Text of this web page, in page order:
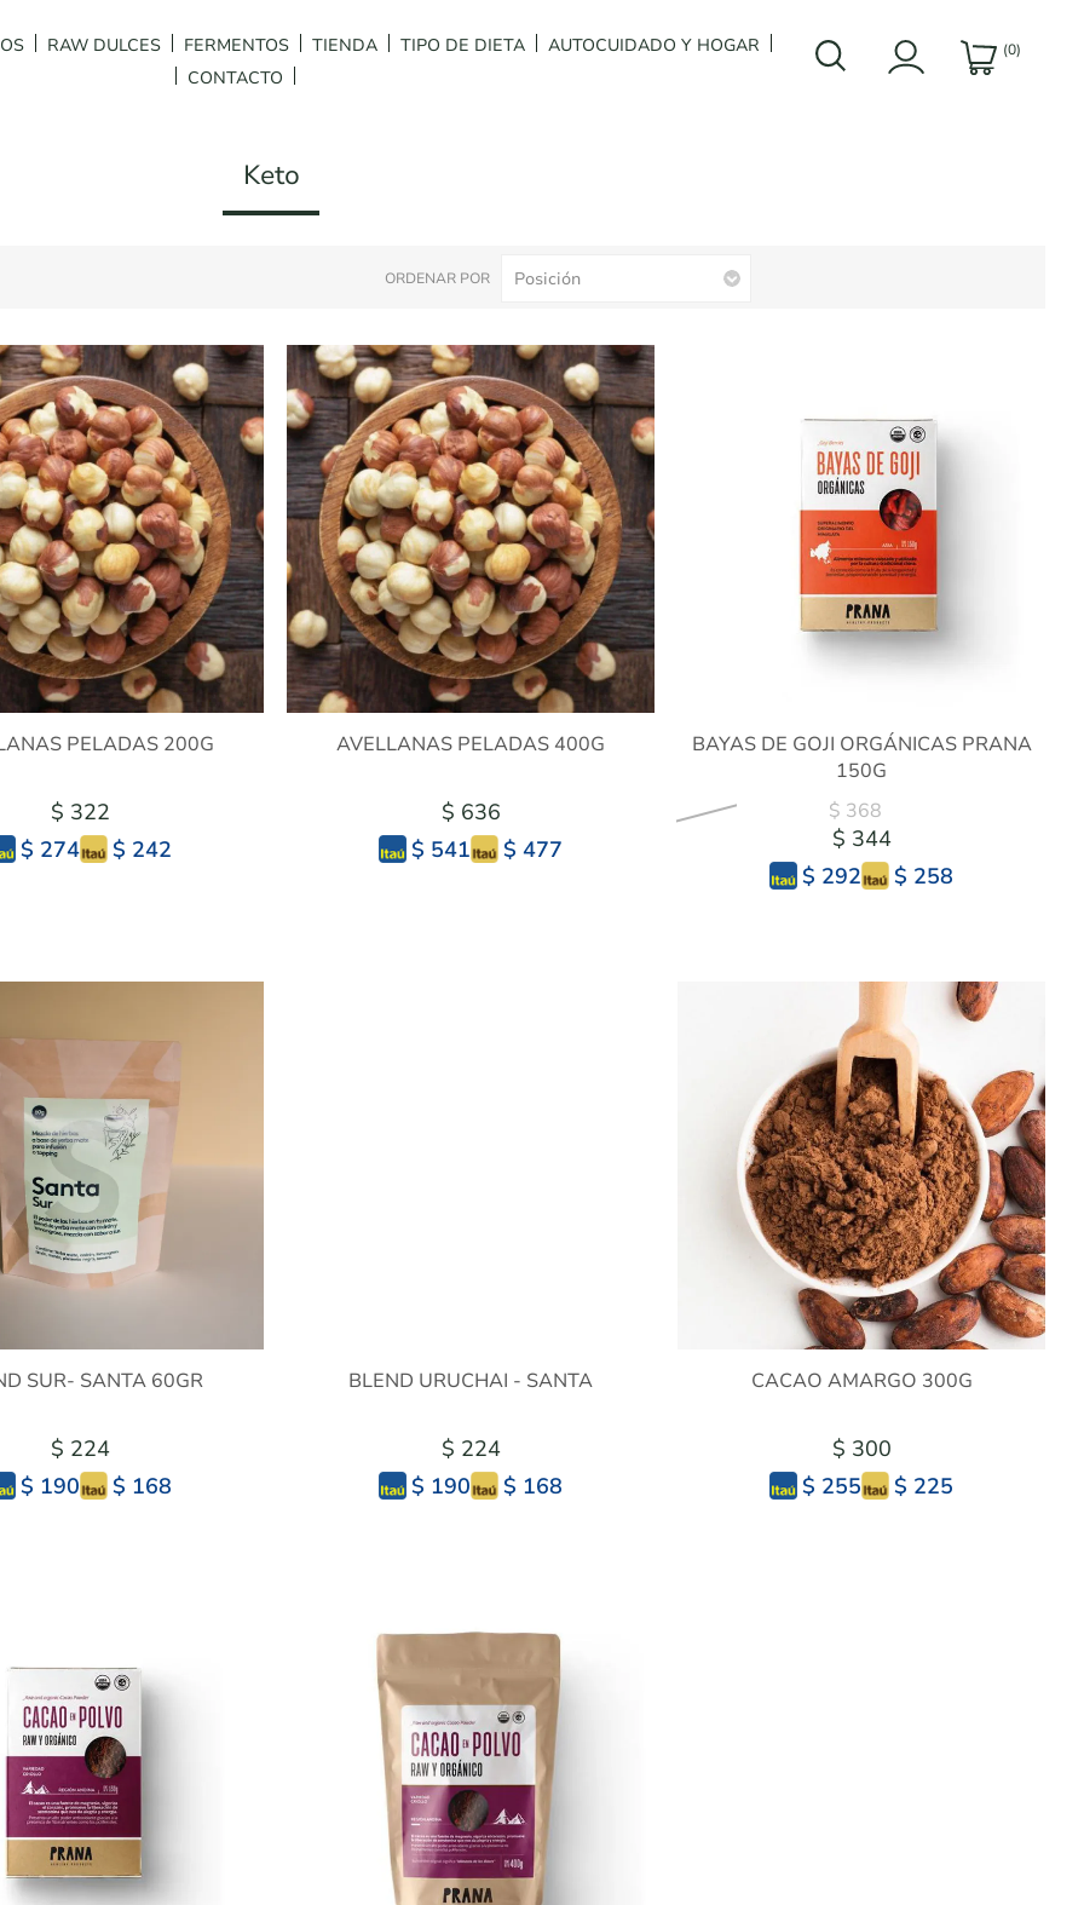
RAW DULCES FERMENTOS TIENDA TIPO DE DIETA
AUTOCUIDADO Y HOGAR
CONTACTO
(0)
Keto
ORDENAR POR
PELADAS 200G
$ 322
$ 274
$ 242
AVELLANAS PELADAS 400G
$ 636
$ 541
$ 477
BAYAS DE GOJI ORGÁNICAS PRANA
150G
$ 368
$ 344
$ 292
$ 258
SUR- SANTA 60GR
$ 224
$ 190
$ 168
BLEND URUCHAI - SANTA
$ 224
$ 190
$ 168
CACAO AMARGO 300G
$ 300
$ 255
$ 225